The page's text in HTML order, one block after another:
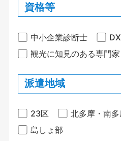
資格等
中小企業診断士
観光に知見のある専門家
派遣地域
23区 北多摩・南多
島しょ部